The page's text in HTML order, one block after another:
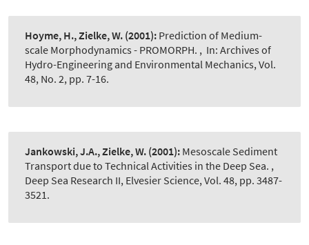
Hoyme, H., Zielke, W. (2001): Prediction of Medium-
scale Morphodynamics - PROMORPH. , In: Archives of
Hydro-Engineering and Environmental Mechanics, Vol.
48, No. 2, pp. 7-16.
Jankowski, J.A., Zielke, W. (2001): Mesoscale Sediment
Transport due to Technical Activities in the Deep Sea. ,
Deep Sea Research II, Elvesier Science, Vol. 48, pp. 3487-
3521.